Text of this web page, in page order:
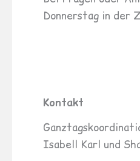
Donnerstag in der
Kontakt
Isabell Karl und